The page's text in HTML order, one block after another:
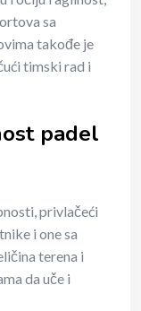
sa
takođe je
timski rad i
padel
privlačeći
i one sa
terena i
da uče i